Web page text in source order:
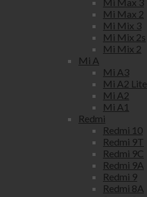
Mi Max 3
Mi Max 2
Mi Mix 3
Mi Mix 2s
Mi Mix 2
Mi A
Mi A3
Mi A2 Lite
Mi A2
Mi A1
Redmi
Redmi 10
Redmi 9T
Redmi 9C
Redmi 9A
Redmi 9
Redmi 8A